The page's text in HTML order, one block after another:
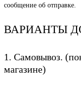
сообщение об отправке.
ВАРИАНТЫ
1. Самовывоз.
магазине)